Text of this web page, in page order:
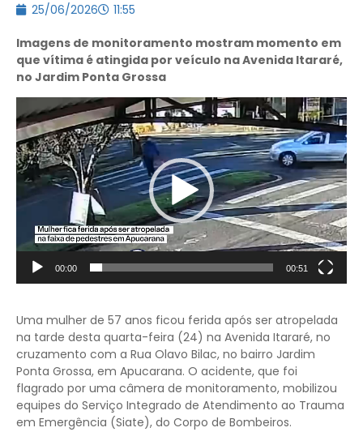
25/06/2026 11:55
Imagens de monitoramento mostram momento em
que vítima é atingida por veículo na Avenida Itararé,
no Jardim Ponta Grossa
Tocador
de
vídeo
00:00 00:51
Uma mulher de 57 anos ficou ferida após ser atropelada
na tarde desta quarta-feira (24) na Avenida Itararé, no
cruzamento com a Rua Olavo Bilac, no bairro Jardim
Ponta Grossa, em Apucarana. O acidente, que foi
flagrado por uma câmera de monitoramento, mobilizou
equipes do Serviço Integrado de Atendimento ao Trauma
em Emergência (Siate), do Corpo de Bombeiros.